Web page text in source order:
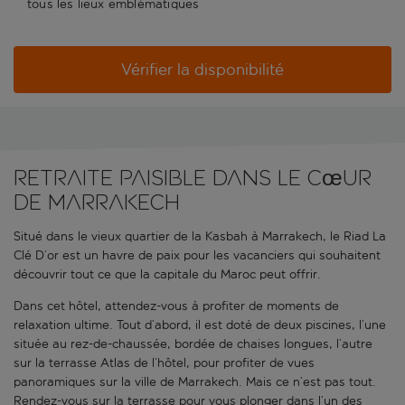
tous les lieux emblématiques
Vérifier la disponibilité
Retraite paisible dans le cœur
de Marrakech
Situé dans le vieux quartier de la Kasbah à Marrakech, le Riad La
Clé D’or est un havre de paix pour les vacanciers qui souhaitent
découvrir tout ce que la capitale du Maroc peut offrir.
Dans cet hôtel, attendez-vous à profiter de moments de
relaxation ultime. Tout d’abord, il est doté de deux piscines, l’une
située au rez-de-chaussée, bordée de chaises longues, l’autre
sur la terrasse Atlas de l’hôtel, pour profiter de vues
panoramiques sur la ville de Marrakech. Mais ce n’est pas tout.
Rendez-vous sur la terrasse pour vous plonger dans l’un des